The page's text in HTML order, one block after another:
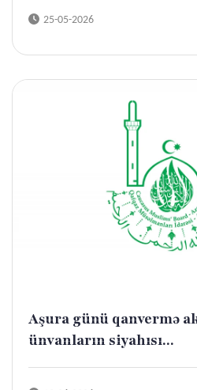
25-05-2026
Aşura günü qanvermə
ünvanların siyahısı...